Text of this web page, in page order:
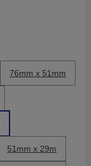
76mm x 51mm
51mm x 29m